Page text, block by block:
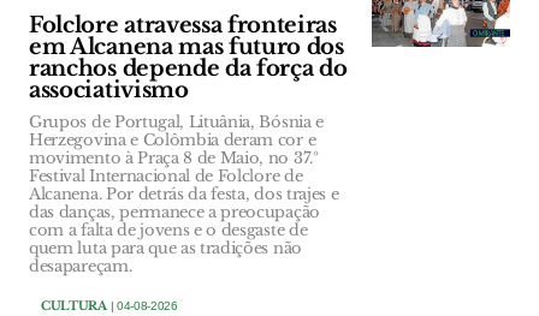
Folclore atravessa fronteiras
em Alcanena mas futuro dos
ranchos depende da força do
associativismo
Grupos de Portugal, Lituânia, Bósnia e
Herzegovina e Colômbia deram cor e
movimento à Praça 8 de Maio, no 37.º
Festival Internacional de Folclore de
Alcanena. Por detrás da festa, dos trajes e
das danças, permanece a preocupação
com a falta de jovens e o desgaste de
quem luta para que as tradições não
desapareçam.
CULTURA| 04-08-2026